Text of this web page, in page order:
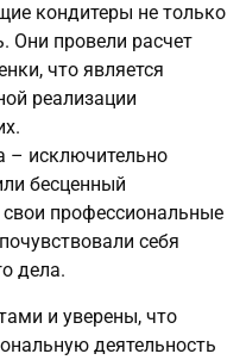
кондитеры не только
Они провели расчет
что является
реализации
– исключительно
бесценный
профессиональные
себя
дела.
и уверены, что
деятельность